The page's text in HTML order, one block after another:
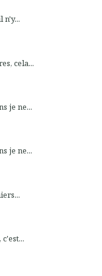
n'y...
cela...
je ne...
je ne...